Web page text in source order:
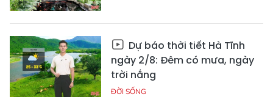
Dự báo thời tiết Hà Tĩnh
ngày 2/8: Đêm có mưa, ngày
trời nắng
ĐỜI SỐNG